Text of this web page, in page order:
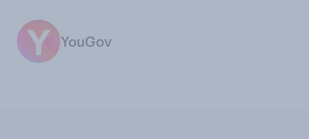
YouGov